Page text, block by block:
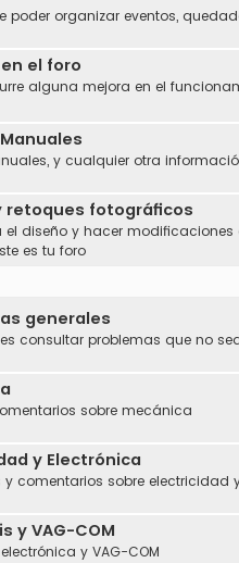
poder organizar eventos,
el foro
alguna mejora en el
y cualquier otra
retoques fotográficos
el diseño y hacer
es tu foro
generales
consultar problemas que no
sobre mecánica
y Electrónica
y comentarios sobre electricidad
y VAG-COM
y VAG-COM